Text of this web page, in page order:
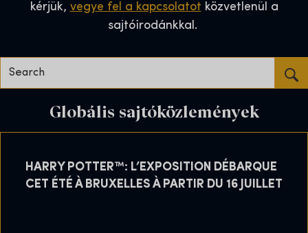
kérjük, vegye fel a kapcsolatot közvetlenül a
sajtóirodánkkal.
Globális sajtóközlemények
HARRY POTTER™: L’EXPOSITION DÉBARQUE
CET ÉTÉ À BRUXELLES À PARTIR DU 16 JUILLET